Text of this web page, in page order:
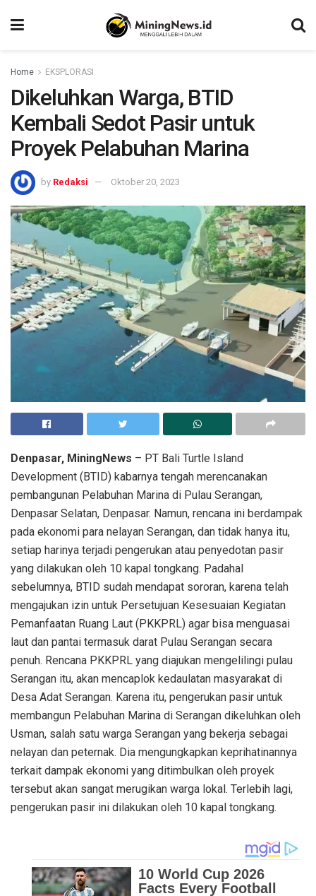
Home EKSPLORASI
Dikeluhkan Warga, BTID
Kembali Sedot Pasir untuk
Proyek Pelabuhan Marina
by Redaksi Oktober 20, 2023
PT Bali Turtle Island Development (BTID) kabarnya tengah merencanakan
pembangunan Pelabuhan Marina di Pulau Serangan.
Denpasar, MiningNews – PT Bali Turtle Island
Development (BTID) kabarnya tengah merencanakan
pembangunan Pelabuhan Marina di Pulau Serangan,
Denpasar Selatan, Denpasar. Namun, rencana ini berdampak
pada ekonomi para nelayan Serangan, dan tidak hanya itu,
setiap harinya terjadi pengerukan atau penyedotan pasir
yang dilakukan oleh 10 kapal tongkang. Padahal
sebelumnya, BTID sudah mendapat sororan, karena telah
mengajukan izin untuk Persetujuan Kesesuaian Kegiatan
Pemanfaatan Ruang Laut (PKKPRL) agar bisa menguasai
laut dan pantai termasuk darat Pulau Serangan secara
penuh. Rencana PKKPRL yang diajukan mengelilingi pulau
Serangan itu, akan mencaplok kedaulatan masyarakat di
Desa Adat Serangan. Karena itu, pengerukan pasir untuk
membangun Pelabuhan Marina di Serangan dikeluhkan oleh
Usman, salah satu warga Serangan yang bekerja sebagai
nelayan dan peternak. Dia mengungkapkan keprihatinannya
terkait dampak ekonomi yang ditimbulkan oleh proyek
tersebut akan sangat merugikan warga lokal. Terlebih lagi,
pengerukan pasir ini dilakukan oleh 10 kapal tongkang.